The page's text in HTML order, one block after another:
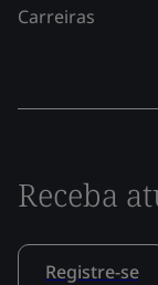
Carreiras
Receba
Registre-se